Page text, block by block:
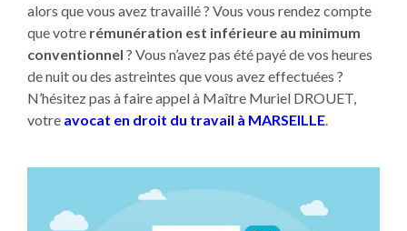
alors que vous avez travaillé ? Vous vous rendez compte
que votre rémunération est inférieure au minimum
conventionnel ? Vous n’avez pas été payé de vos heures
de nuit ou des astreintes que vous avez effectuées ?
N’hésitez pas à faire appel à Maître Muriel DROUET,
votre avocat en droit du travail à MARSEILLE.